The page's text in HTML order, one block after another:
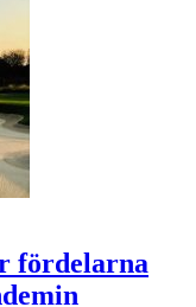
fördelarna